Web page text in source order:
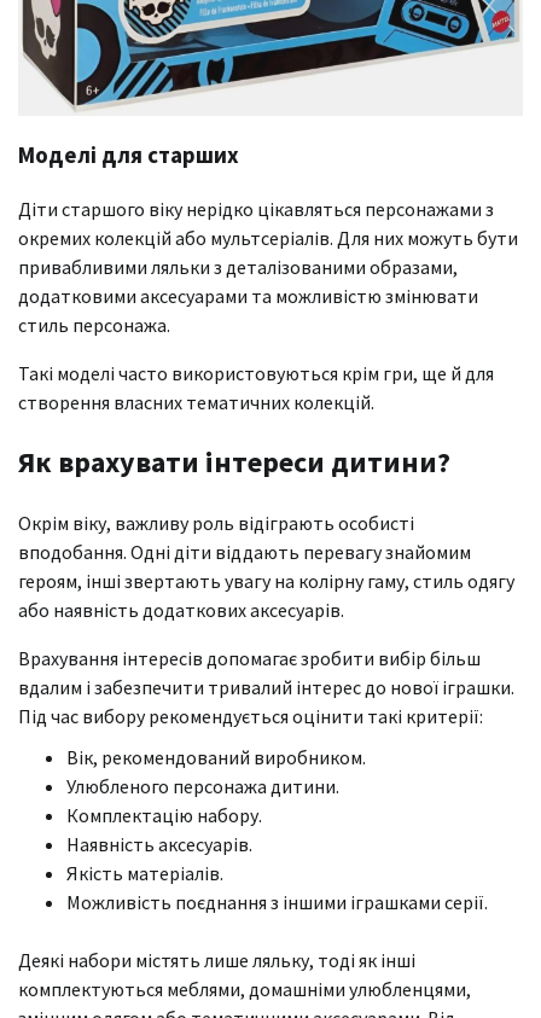
Моделі для старших
Діти старшого віку нерідко цікавляться персонажами з
окремих колекцій або мультсеріалів. Для них можуть бути
привабливими ляльки з деталізованими образами,
додатковими аксесуарами та можливістю змінювати
стиль персонажа.
Такі моделі часто використовуються крім гри, ще й для
створення власних тематичних колекцій.
Як врахувати інтереси дитини?
Окрім віку, важливу роль відіграють особисті
вподобання. Одні діти віддають перевагу знайомим
героям, інші звертають увагу на колірну гаму, стиль одягу
або наявність додаткових аксесуарів.
Врахування інтересів допомагає зробити вибір більш
вдалим і забезпечити тривалий інтерес до нової іграшки.
Під час вибору рекомендується оцінити такі критерії:
Вік, рекомендований виробником.
Улюбленого персонажа дитини.
Комплектацію набору.
Наявність аксесуарів.
Якість матеріалів.
Можливість поєднання з іншими іграшками серії.
Деякі набори містять лише ляльку, тоді як інші
комплектуються меблями, домашніми улюбленцями,